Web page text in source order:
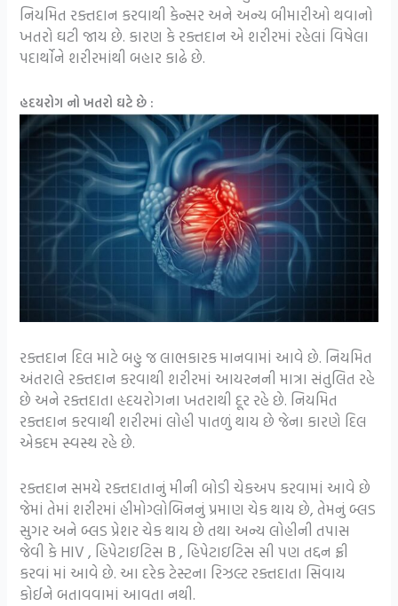
નિયમિત રક્તદાન કરવાથી કેન્સર અને અન્ય બીમારીઓ થવાનો
ખતરો ઘટી જાય છે. કારણ કે રક્તદાન એ શરીરમાં રહેલાં વિષેલા
પદાર્થોને શરીરમાંથી બહાર કાઢે છે.
હદયરોગ નો ખતરો ઘટે છે :
રક્તદાન દિલ માટે બહુ જ લાભકારક માનવામાં આવે છે. નિયમિત
અંતરાલે રક્તદાન કરવાથી શરીરમાં આયરનની માત્રા સંતુલિત રહે
છે અને રક્તદાતા હૃદયરોગના ખતરાથી દૂર રહે છે. નિયમિત
રક્તદાન કરવાથી શરીરમાં લોહી પાતળું થાય છે જેના કારણે દિલ
એકદમ સ્વસ્થ રહે છે.
રક્તદાન સમયે રક્તદાતાનું મીની બોડી ચેકઅપ કરવામાં આવે છે
જેમાં તેમાં શરીરમાં હીમોગ્લોબિનનું પ્રમાણ ચેક થાય છે, તેમનું બ્લડ
સુગર અને બ્લડ પ્રેશર ચેક થાય છે તથા અન્ય લોહીની તપાસ
જેવી કે HIV , હિપેટાઇટિસ B , હિપેટાઇટિસ સી પણ તદ્દન ફ્રી
કરવાં માં આવે છે. આ દરેક ટેસ્ટના રિઝલ્ટ રક્તદાતા સિવાય
કોઈને બતાવવામાં આવતા નથી.